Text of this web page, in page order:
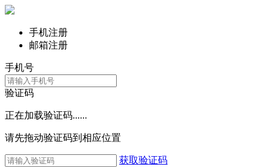
手机注册
邮箱注册
手机号
验证码
正在加载验证码......
请先拖动验证码到相应位置
获取验证码